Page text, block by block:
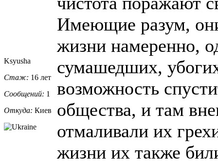
Ksyusha
Стаж: 16 лет
Сообщений: 1
Откуда: Киев
Имеющие разум,
жизни намеренно,
сумашедших,
возможность
общества, и там
отмаливали их
жизни их также